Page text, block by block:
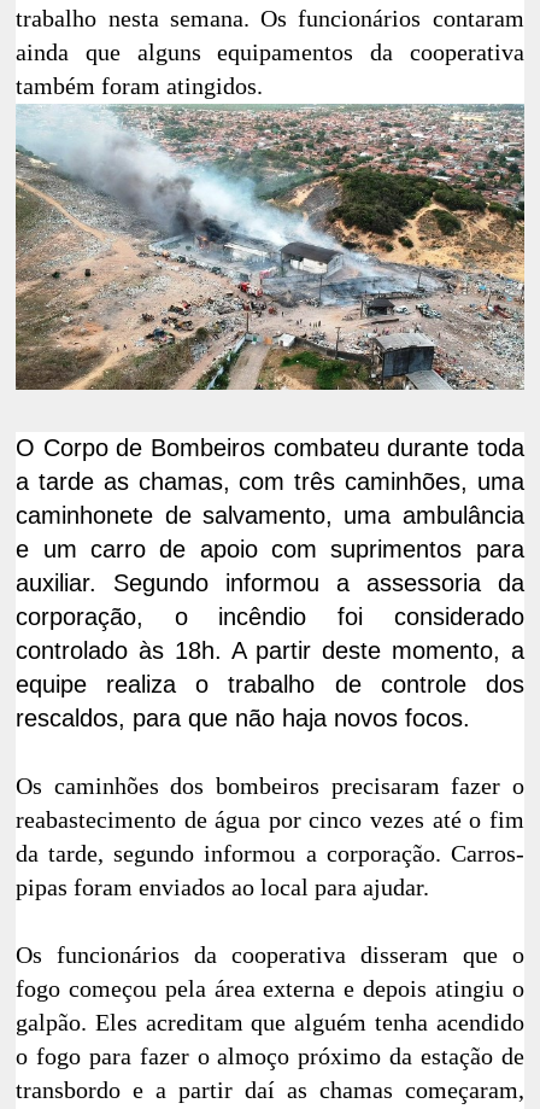
trabalho nesta semana. Os funcionários contaram
ainda que alguns equipamentos da cooperativa
também foram atingidos.
O Corpo de Bombeiros combateu durante toda
a tarde as chamas, com três caminhões, uma
caminhonete de salvamento, uma ambulância
e um carro de apoio com suprimentos para
auxiliar. Segundo informou a assessoria da
corporação, o incêndio foi considerado
controlado às 18h. A partir deste momento, a
equipe realiza o trabalho de controle dos
rescaldos, para que não haja novos focos.
Os caminhões dos bombeiros precisaram fazer o
reabastecimento de água por cinco vezes até o fim
da tarde, segundo informou a corporação. Carros-
pipas foram enviados ao local para ajudar.
Os funcionários da cooperativa disseram que o
fogo começou pela área externa e depois atingiu o
galpão. Eles acreditam que alguém tenha acendido
o fogo para fazer o almoço próximo da estação de
transbordo e a partir daí as chamas começaram,